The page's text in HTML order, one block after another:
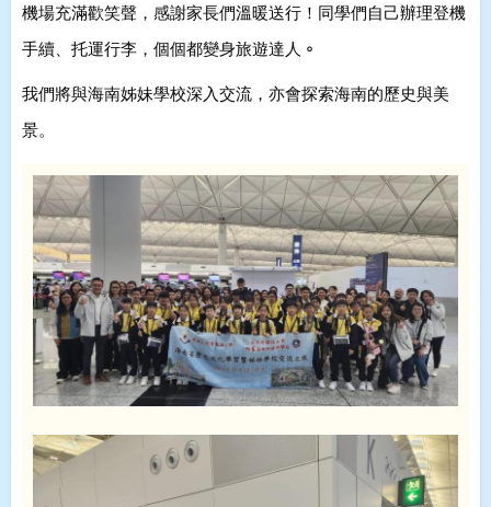
機場充滿歡笑聲，感謝家長們溫暖送行！同學們自己辦理登機
手續、托運行李，個個都變身旅遊達人 。
我們將與海南姊妹學校深入交流，亦會探索海南的歷史與美
景。